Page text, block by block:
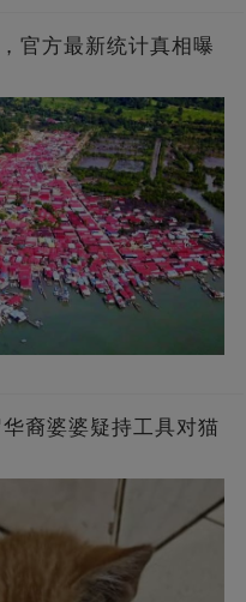
官方最新统计真相曝
裔婆婆疑持工具对猫